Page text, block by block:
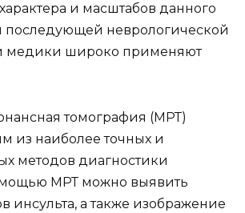
и масштабов данного
последующей неврологической
медики широко применяют
томография (МРТ)
из наиболее точных и
методов диагностики
МРТ можно выявить
инсульта, а также изображение